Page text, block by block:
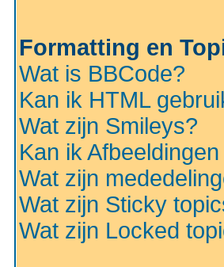
Formatting en
Wat is BBCode?
Kan ik HTML
Wat zijn Smileys?
Kan ik
Wat zijn
Wat zijn Sticky
Wat zijn Locked